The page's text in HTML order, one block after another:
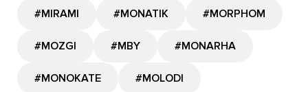
#MIRAMI #MONATIK #MORPHOM
#MOZGI #MBY #MONARHA
#MONOKATE #MOLODI